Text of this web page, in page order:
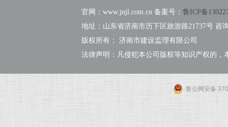
官网：www.jnjl.com.cn 备案号： 鲁ICP备
地址：山东省济南市历下区旅游路21737号 咨
版权所有： 济南市建设监理有限公司
法律声明：凡侵犯本公司版权等知识产权的，
鲁公网安备